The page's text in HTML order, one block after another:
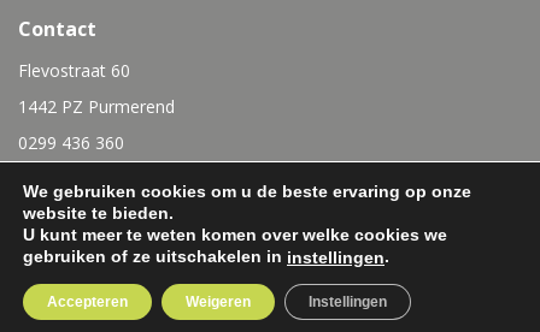
Contact
Flevostraat 60
1442 PZ Purmerend
0299 436 360
We gebruiken cookies om u de beste ervaring op onze
website te bieden.
U kunt meer te weten komen over welke cookies we
gebruiken of ze uitschakelen in instellingen.
Accepteren Weigeren Instellingen